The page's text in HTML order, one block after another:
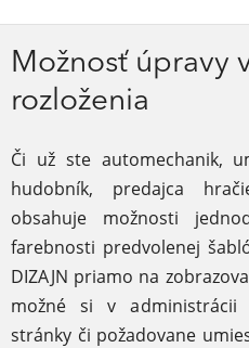
Možnosť úpravy
rozloženia
Či už ste automechanik,
hudobník, predajca
obsahuje možnosti
farebnosti predvolenej
DIZAJN priamo na
možné si v administrácii
stránky či požadovane